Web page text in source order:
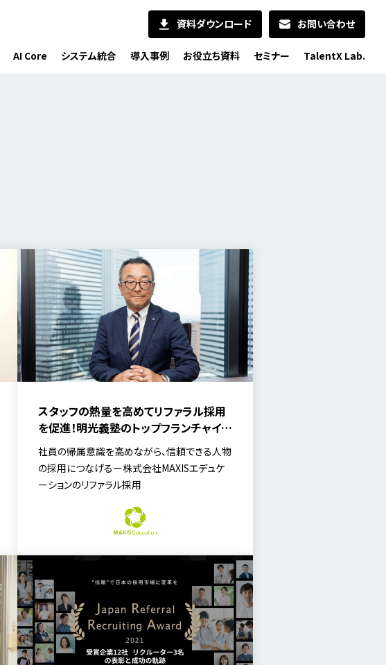
資料ダウンロード お問い合わせ
AI Core システム統合 導入事例 お役立ち資料 セミナー TalentX Lab.
スタッフの熱量を高めてリファラル採用
を促進！明光義塾のトップフランチャイジ
ー、MAXISエデュケーションのビジョン浸
透と採用【代表インタビュー】
社員の帰属意識を高めながら、信頼できる人物
の採用につなげるー株式会社MAXISエデュケ
ーションのリファラル採用